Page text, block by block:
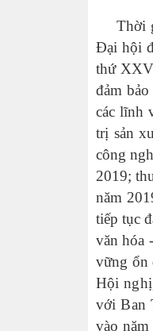
Thời
Đại hội
thứ
đảm
các lĩnh
trị sản
công
2019;
năm
tiếp tục
văn hóa
vững ổn
Hội
với Ban
vào